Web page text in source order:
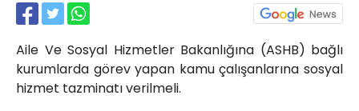
Aile Ve Sosyal Hizmetler Bakanlığına (ASHB) bağlı
kurumlarda görev yapan kamu çalışanlarına sosyal
hizmet tazminatı verilmeli.
Akkavaklar Caddesi No:17/4 İzmit-
KOCAELİ
kocaelisokak@gmail.com